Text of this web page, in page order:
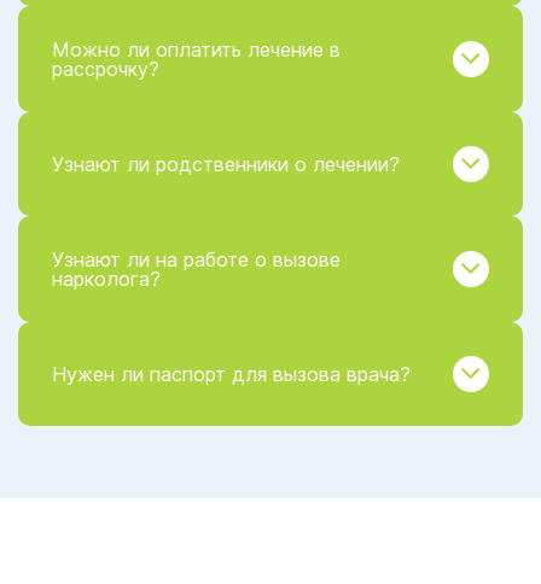
Можно ли оплатить лечение в
рассрочку?
Узнают ли родственники о лечении?
Узнают ли на работе о вызове
нарколога?
Нужен ли паспорт для вызова врача?